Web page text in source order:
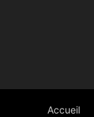
Accueil